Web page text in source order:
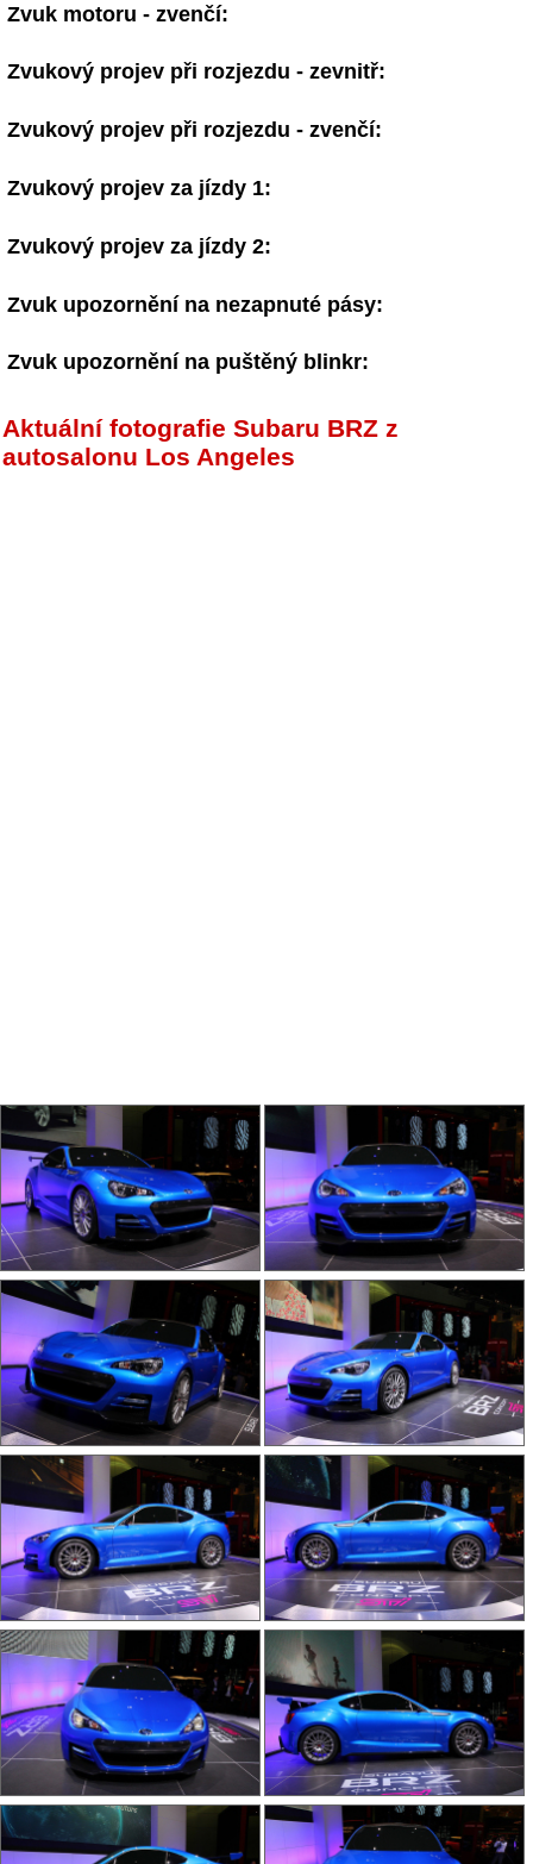
Zvuk motoru - zvenčí:
Zvukový projev při rozjezdu - zevnitř:
Zvukový projev při rozjezdu - zvenčí:
Zvukový projev za jízdy 1:
Zvukový projev za jízdy 2:
Zvuk upozornění na nezapnuté pásy:
Zvuk upozornění na puštěný blinkr:
Aktuální fotografie Subaru BRZ z
autosalonu Los Angeles